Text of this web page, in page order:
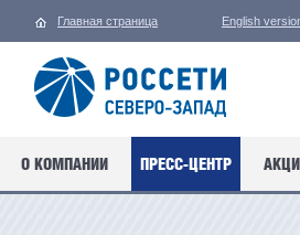
Главная страница English
О КОМПАНИИ ПРЕСС-ЦЕНТР